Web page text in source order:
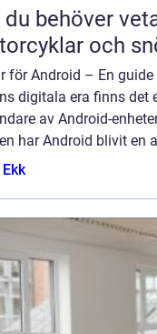
behöver
och
för Android – En
digitala era finns
av Android-
har Android blivit en